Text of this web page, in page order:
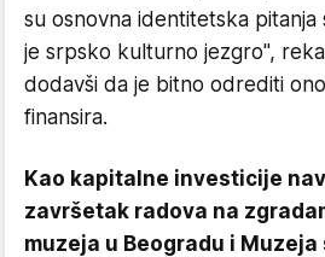
su osnovna identitetska
je srpsko kulturno jezgro",
dodavši da je bitno odrediti
finansira.
Kao kapitalne investicije
završetak radova na
muzeja u Beogradu i Muzeja